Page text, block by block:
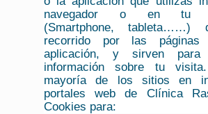
navegador o en tu
(Smartphone, tableta……)
recorrido por las
aplicación, y sirven para
información sobre tu
mayoría de los sitios en
portales web de Clínica
Cookies para: